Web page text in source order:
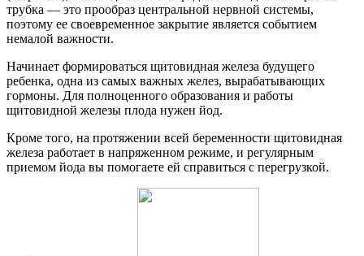
трубка — это прообраз центральной нервной системы,
поэтому ее своевременное закрытие является событием
немалой важности.
Начинает формироваться щитовидная железа будущего
ребенка, одна из самых важных желез, вырабатывающих
гормоны. Для полноценного образования и работы
щитовидной железы плода нужен йод.
Кроме того, на протяжении всей беременности щитовидная
железа работает в напряженном режиме, и регулярным
приемом йода вы помогаете ей справиться с перегрузкой.